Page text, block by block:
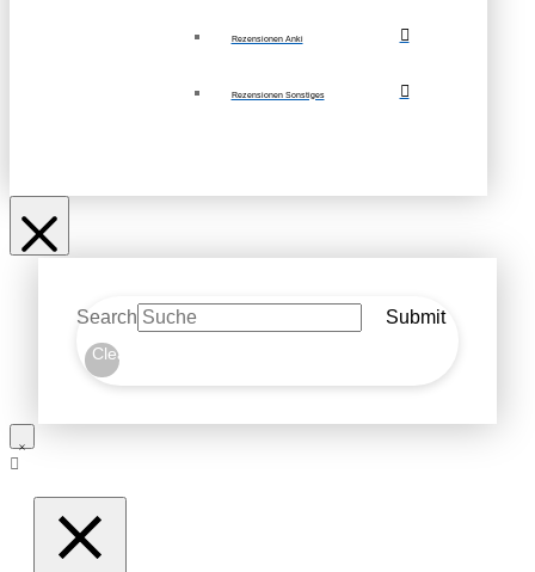
Rezensionen Anki
Rezensionen Sonstiges
Search Submit
Clear